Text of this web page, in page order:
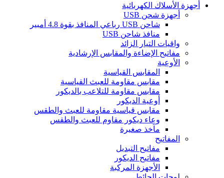
أجهزة الأسلاك الكهربائية
أجهزة شحن USB
شاحن USB رباعي المنافذ بقوة 4.8 أمبير
منافذ شاحن USB
واقيات التيار الزائد
مفاتيح الإضاءة والمقابس الإرشادية
الأوعية
المقابس القياسية
مقابس مقاومة للعبث القياسية
مقابس مقاومة للتلاعب بالديكور
أوعية الديكور
مقابس قياسية مقاومة للعبث والطقس
وعاء ديكور مقاوم للعبث والطقس
مآخذ صغيرة
المفاتيح
مفاتيح التبديل
مفاتيح الديكور
الأجهزة المركبة